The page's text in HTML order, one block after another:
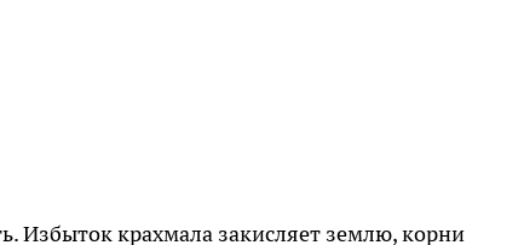
Избыток крахмала закисляет землю, корни